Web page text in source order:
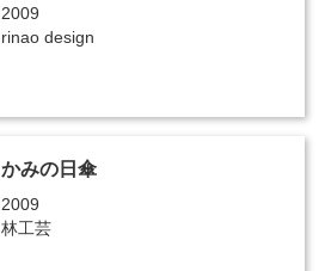
2009
rinao design
かみの日傘
2009
林工芸